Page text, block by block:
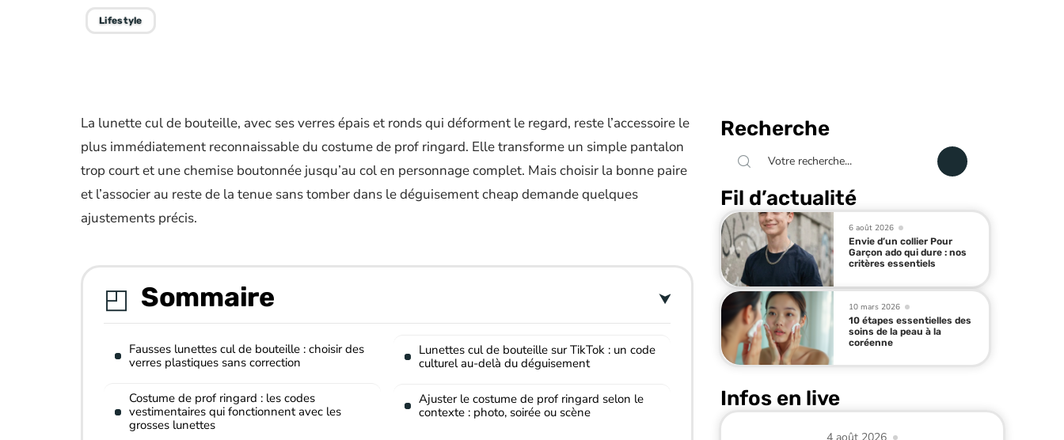
Lifestyle
La lunette cul de bouteille, avec ses verres épais et ronds qui déforment le regard, reste l’accessoire le
plus immédiatement reconnaissable du costume de prof ringard. Elle transforme un simple pantalon
trop court et une chemise boutonnée jusqu’au col en personnage complet. Mais choisir la bonne paire
et l’associer au reste de la tenue sans tomber dans le déguisement cheap demande quelques
ajustements précis.
Sommaire
Fausses lunettes cul de bouteille : choisir des
verres plastiques sans correction
Costume de prof ringard : les codes
vestimentaires qui fonctionnent avec les
grosses lunettes
Lunettes cul de bouteille sur TikTok : un code
culturel au-delà du déguisement
Ajuster le costume de prof ringard selon le
contexte : photo, soirée ou scène
Recherche
Fil d’actualité
6 août 2026
Envie d’un collier Pour
Garçon ado qui dure : nos
critères essentiels
10 mars 2026
10 étapes essentielles des
soins de la peau à la
coréenne
Infos en live